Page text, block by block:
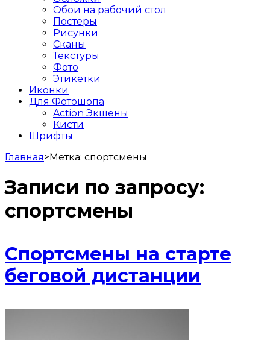
Обои на рабочий стол
Постеры
Рисунки
Сканы
Текстуры
Фото
Этикетки
Иконки
Для Фотошопа
Action Экшены
Кисти
Шрифты
Главная>Метка: спортсмены
Записи по запросу:
спортсмены
Спортсмены на старте
беговой дистанции